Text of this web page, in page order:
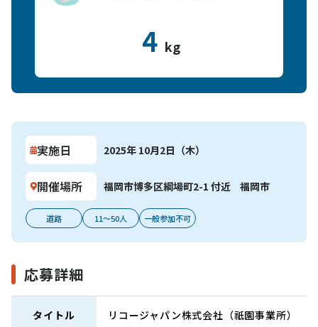
4 kg
実施日 2025年 10月2日（木）
開催場所 福岡市博多区綱場町2-1 付近 福岡市
道路 11～50人 一般参加不可
応募詳細
タイトル リコージャパン株式会社（祇園事業所）